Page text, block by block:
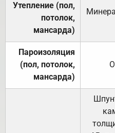
Утепление (пол,
потолок,
мансарда)
Пароизоляция
(пол, потолок,
мансарда)